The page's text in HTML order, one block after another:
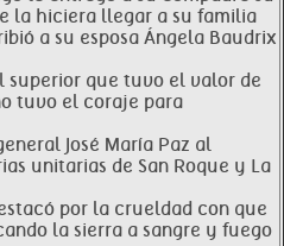
la hiciera llegar a su familia
a su esposa Ángela Baudrix
superior que tuvo el valor de
tuvo el coraje para
José María Paz al
unitarias de San Roque y La
por la crueldad con que
la sierra a sangre y fuego